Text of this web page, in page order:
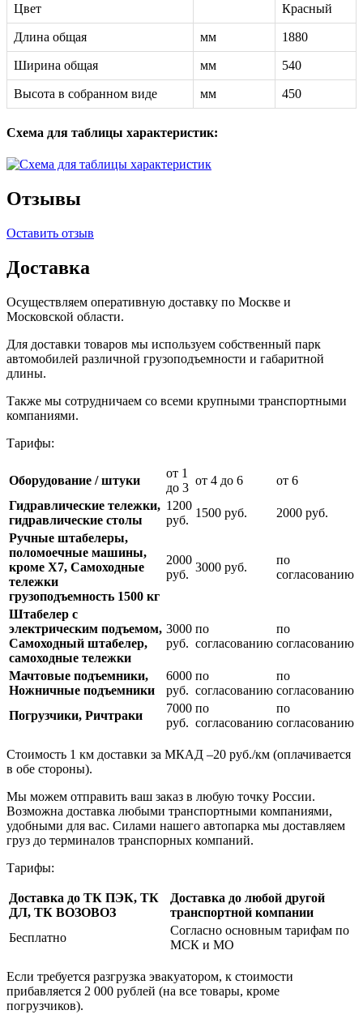
Цвет Красный
Длина общая мм 1880
Ширина общая мм 540
Высота в собранном виде мм 450
Схема для таблицы характеристик:
Отзывы
Оставить отзыв
Доставка
Осуществляем оперативную доставку по Москве и
Московской области.
Для доставки товаров мы используем собственный парк
автомобилей различной грузоподъемности и габаритной
длины.
Также мы сотрудничаем со всеми крупными транспортными
компаниями.
Тарифы:
Оборудование / штуки
от 1
до 3
от 4 до 6
от 6
Гидравлические тележки,
гидравлические столы
1200
руб.
1500 руб.
2000 руб.
Ручные штабелеры,
поломоечные машины,
кроме Х7, Самоходные
тележки
грузоподъемность 1500 кг
2000
руб.
3000 руб.
по
согласованию
Штабелер с
электрическим подъемом,
Самоходный штабелер,
самоходные тележки
3000
руб.
по
согласованию
по
согласованию
Мачтовые подъемники,
Ножничные подъемники
6000
руб.
по
согласованию
по
согласованию
Погрузчики, Ричтраки
7000
руб.
по
согласованию
по
согласованию
Стоимость 1 км доставки за МКАД –20 руб./км (оплачивается
в обе стороны).
Мы можем отправить ваш заказ в любую точку России.
Возможна доставка любыми транспортными компаниями,
удобными для вас. Силами нашего автопарка мы доставляем
груз до терминалов транспорных компаний.
Тарифы:
Доставка до ТК ПЭК, ТК
ДЛ, ТК ВОЗОВОЗ
Доставка до любой другой
транспортной компании
Бесплатно
Согласно основным тарифам по
МСК и МО
Если требуется разгрузка эвакуатором, к стоимости
прибавляется 2 000 рублей (на все товары, кроме
погрузчиков).